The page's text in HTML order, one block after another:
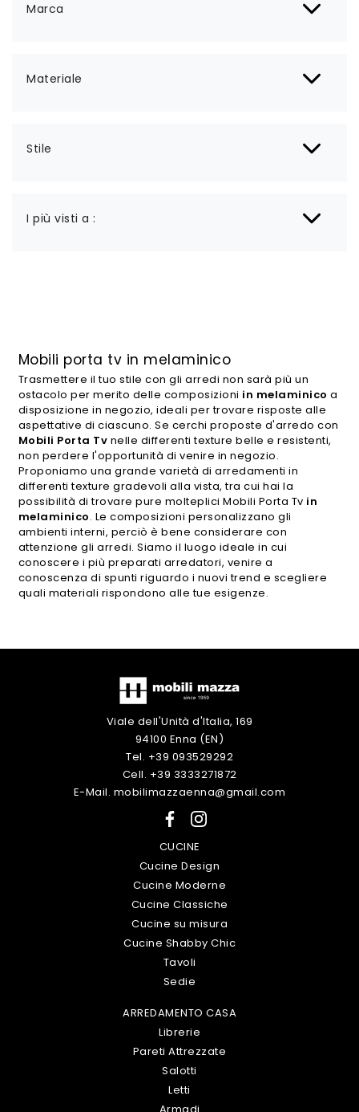
Marca
Materiale
Stile
I più visti a :
Mobili porta tv in melaminico
Trasmettere il tuo stile con gli arredi non sarà più un
ostacolo per merito delle composizioni in melaminico a
disposizione in negozio, ideali per trovare risposte alle
aspettative di ciascuno. Se cerchi proposte d'arredo con
Mobili Porta Tv nelle differenti texture belle e resistenti,
non perdere l'opportunità di venire in negozio.
Proponiamo una grande varietà di arredamenti in
differenti texture gradevoli alla vista, tra cui hai la
possibilità di trovare pure molteplici Mobili Porta Tv in
melaminico. Le composizioni personalizzano gli
ambienti interni, perciò è bene considerare con
attenzione gli arredi. Siamo il luogo ideale in cui
conoscere i più preparati arredatori, venire a
conoscenza di spunti riguardo i nuovi trend e scegliere
quali materiali rispondono alle tue esigenze.
Viale dell'Unità d'Italia, 169
94100 Enna (EN)
Tel. +39 093529292
Cell. +39 3333271872
E-Mail. mobilimazzaenna@gmail.com
CUCINE
Cucine Design
Cucine Moderne
Cucine Classiche
Cucine su misura
Cucine Shabby Chic
Tavoli
Sedie
ARREDAMENTO CASA
Librerie
Pareti Attrezzate
Salotti
Letti
Armadi